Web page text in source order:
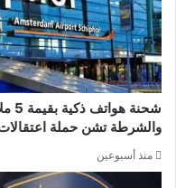
والشرطة تشن حملة
منذ أسبوعين